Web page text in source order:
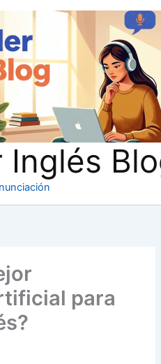
Inglés
para